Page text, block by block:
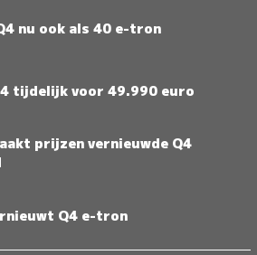
nu ook als 40 e-tron
tijdelijk voor 49.990 euro
prijzen vernieuwde Q4
Q4 e-tron